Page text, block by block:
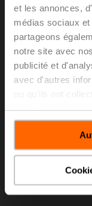
et les annonces,
médias sociaux
partageons
notre site avec
publicité et
avec d'autres
ZCQ-E
Rallonge d'axe
Ajouter à la liste
de projets
Partager